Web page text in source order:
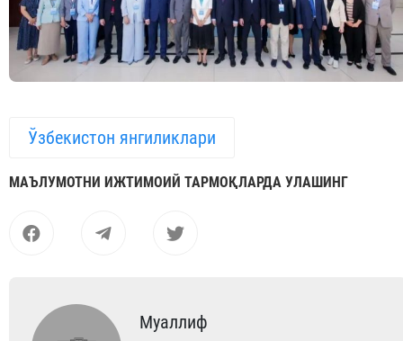
Ўзбекистон янгиликлари
МАЪЛУМОТНИ ИЖТИМОИЙ ТАРМОҚЛАРДА УЛАШИНГ
Муаллиф